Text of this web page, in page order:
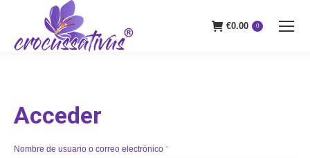
€0.00 0
Acceder
Nombre de usuario o correo electrónico *